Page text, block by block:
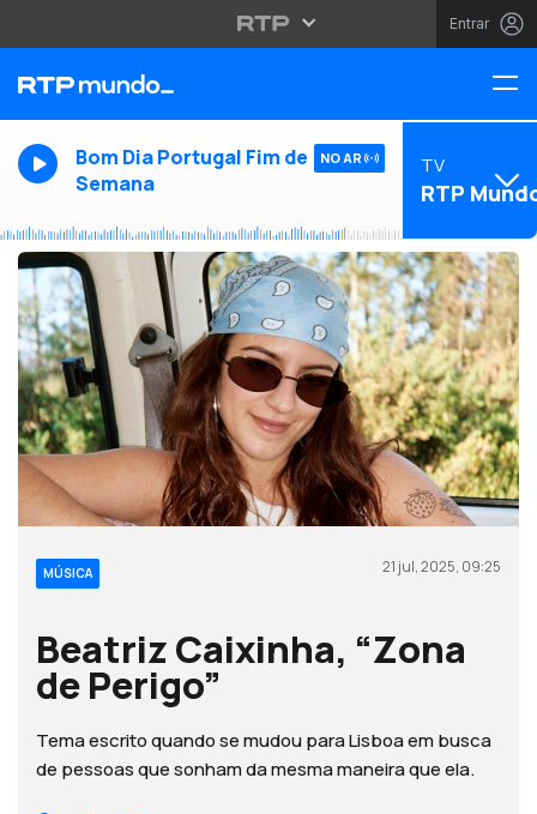
Entrar
Bom Dia Portugal Fim de
Semana
NO AR TV
RTP
MÚSICA 21 jul, 2025, 09:25
Beatriz Caixinha, “Zona
de Perigo”
Tema escrito quando se mudou para Lisboa em busca
de pessoas que sonham da mesma maneira que ela.